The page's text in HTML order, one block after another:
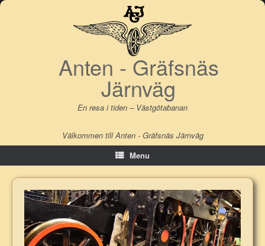
Skip
Anten - Gräfsnäs
Järnväg
En resa i tiden – Västgötabanan
Välkommen till Anten - Gräfsnäs Järnväg
Menu